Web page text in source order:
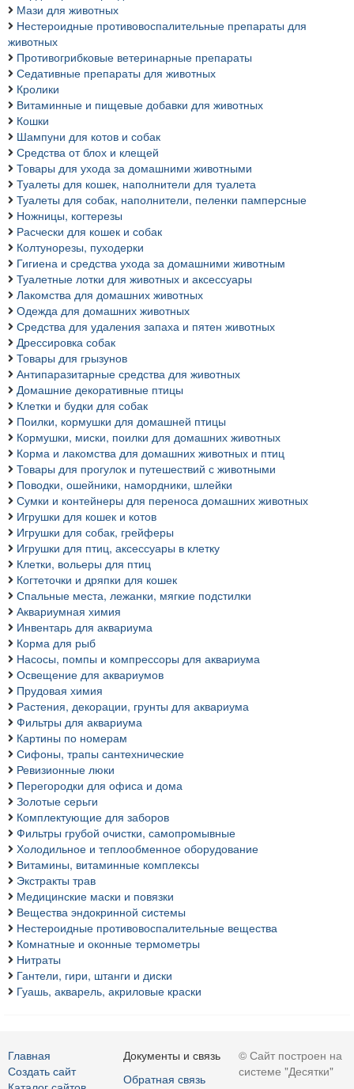
Мази для животных
Нестероидные противовоспалительные препараты для
животных
Противогрибковые ветеринарные препараты
Седативные препараты для животных
Кролики
Витаминные и пищевые добавки для животных
Кошки
Шампуни для котов и собак
Средства от блох и клещей
Товары для ухода за домашними животными
Туалеты для кошек, наполнители для туалета
Туалеты для собак, наполнители, пеленки памперсные
Ножницы, когтерезы
Расчески для кошек и собак
Колтунорезы, пуходерки
Гигиена и средства ухода за домашними животным
Туалетные лотки для животных и аксессуары
Лакомства для домашних животных
Одежда для домашних животных
Средства для удаления запаха и пятен животных
Дрессировка собак
Товары для грызунов
Антипаразитарные средства для животных
Домашние декоративные птицы
Клетки и будки для собак
Поилки, кормушки для домашней птицы
Кормушки, миски, поилки для домашних животных
Корма и лакомства для домашних животных и птиц
Товары для прогулок и путешествий с животными
Поводки, ошейники, намордники, шлейки
Сумки и контейнеры для переноса домашних животных
Игрушки для кошек и котов
Игрушки для собак, грейферы
Игрушки для птиц, аксессуары в клетку
Клетки, вольеры для птиц
Когтеточки и дряпки для кошек
Спальные места, лежанки, мягкие подстилки
Аквариумная химия
Инвентарь для аквариума
Корма для рыб
Насосы, помпы и компрессоры для аквариума
Освещение для аквариумов
Прудовая химия
Растения, декорации, грунты для аквариума
Фильтры для аквариума
Картины по номерам
Сифоны, трапы сантехнические
Ревизионные люки
Перегородки для офиса и дома
Золотые серьги
Комплектующие для заборов
Фильтры грубой очистки, самопромывные
Холодильное и теплообменное оборудование
Витамины, витаминные комплексы
Экстракты трав
Медицинские маски и повязки
Вещества эндокринной системы
Нестероидные противовоспалительные вещества
Комнатные и оконные термометры
Нитраты
Гантели, гири, штанги и диски
Гуашь, акварель, акриловые краски
Главная
Создать сайт
Документы и связь
Обратная связь
© Сайт построен на
системе "Десятки"